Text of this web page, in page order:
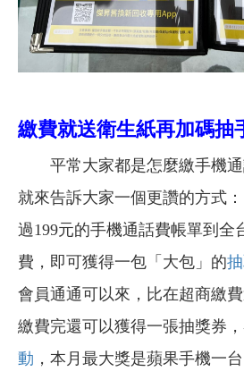
繳費就送衛生紙再加碼抽
平常大家都是怎麼繳手機通
就來告訴大家一個更讚的方式
過199元的手機通話費帳單到全
費，即可獲得一包「大包」的
會員通通可以來，比在超商繳
繳費完還可以獲得一張抽獎券
動 ，本月最大獎是蘋果手機一